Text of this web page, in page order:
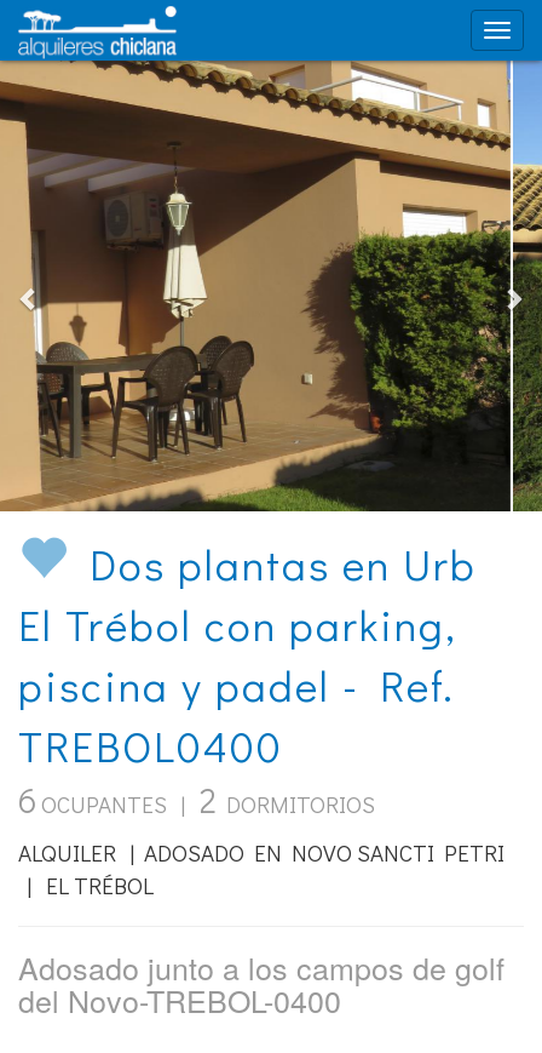
Dos plantas en Urb
El Trébol con parking,
piscina y padel - Ref.
TREBOL0400
6 OCUPANTES | 2 DORMITORIOS
ALQUILER | ADOSADO EN NOVO SANCTI PETRI
| EL TRÉBOL
Adosado junto a los campos de golf
del Novo-TREBOL-0400